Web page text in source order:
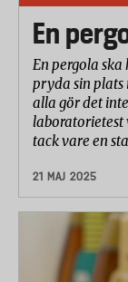
En
En pergola ska
pryda sin
alla gör det
laboratorietest
tack vare en
21 MAJ 2025